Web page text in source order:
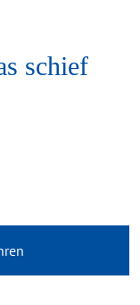
schief